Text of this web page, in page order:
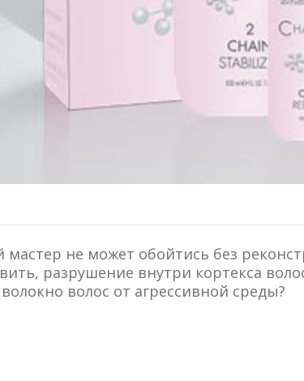
не может обойтись без
разрушение внутри кортекса
волос от агрессивной среды?